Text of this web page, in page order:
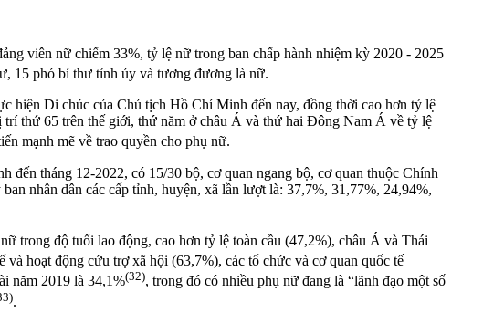
viên nữ chiếm 33%, tỷ lệ nữ trong ban chấp hành nhiệm kỳ 2020 - 2025
15 phó bí thư tỉnh ủy và tương đương là nữ.
hiện Di chúc của Chủ tịch Hồ Chí Minh đến nay, đồng thời cao hơn tỷ lệ
thứ 65 trên thế giới, thứ năm ở châu Á và thứ hai Đông Nam Á về tỷ lệ
mạnh mẽ về trao quyền cho phụ nữ.
tháng 12-2022, có 15/30 bộ, cơ quan ngang bộ, cơ quan thuộc Chính
nhân dân các cấp tỉnh, huyện, xã lần lượt là: 37,7%, 31,77%, 24,94%,
trong độ tuổi lao động, cao hơn tỷ lệ toàn cầu (47,2%), châu Á và Thái
hoạt động cứu trợ xã hội (63,7%), các tổ chức và cơ quan quốc tế
năm 2019 là 34,1%(32), trong đó có nhiều phụ nữ đang là “lãnh đạo một số
.